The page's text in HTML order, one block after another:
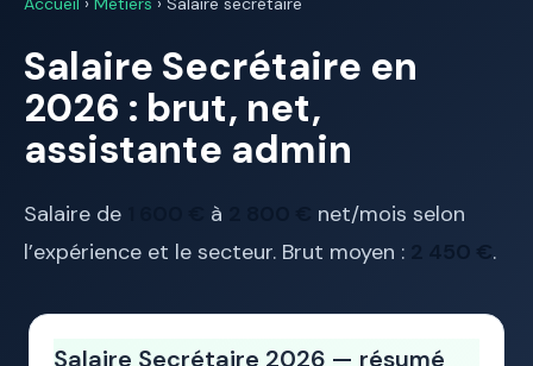
Salaire Secrétaire en
2026 : brut, net,
assistante admin
Salaire de à
net/mois selon
l’expérience et le secteur. Brut moyen :
2 450 €.
Salaire Secrétaire 2026 — résumé